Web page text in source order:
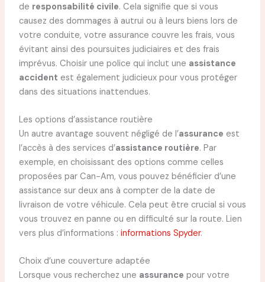
de responsabilité civile. Cela signifie que si vous
causez des dommages à autrui ou à leurs biens lors de
votre conduite, votre assurance couvre les frais, vous
évitant ainsi des poursuites judiciaires et des frais
imprévus. Choisir une police qui inclut une assistance
accident est également judicieux pour vous protéger
dans des situations inattendues.
Les options d’assistance routière
Un autre avantage souvent négligé de l’assurance est
l’accès à des services d’assistance routière. Par
exemple, en choisissant des options comme celles
proposées par Can-Am, vous pouvez bénéficier d’une
assistance sur deux ans à compter de la date de
livraison de votre véhicule. Cela peut être crucial si vous
vous trouvez en panne ou en difficulté sur la route. Lien
vers plus d’informations : informations Spyder.
Choix d’une couverture adaptée
Lorsque vous recherchez une assurance pour votre